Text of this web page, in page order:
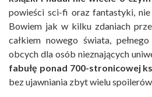
powieści sci-fi oraz fantastyki,
Bowiem jak w kilku zdaniach
całkiem nowego świata,
obcych dla osób nieznających
fabułę ponad 700-stronicowej
bez ujawniania zbyt wielu